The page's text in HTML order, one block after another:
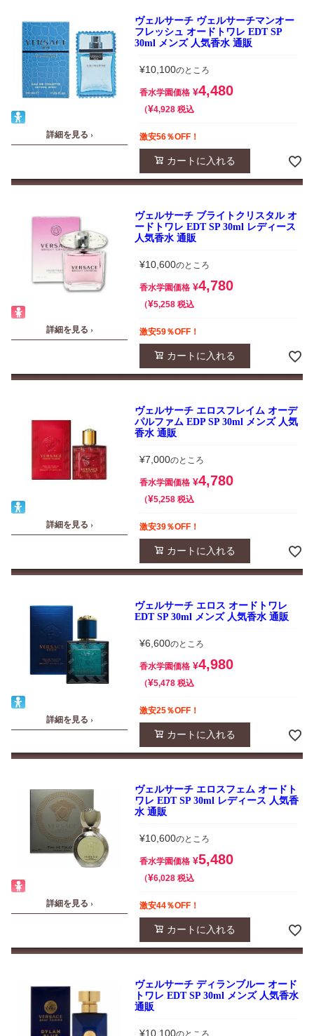
詳細を見る ›
ヴェルサーチ ヴェルサーチマンオー
フレッシュ オードトワレ EDT SP
30ml メンズ 人気香水 通販
¥10,100のところ
香水学園価格 ¥4,480
¥4,928 税込
激安56％OFF！
カートに入れる
詳細を見る ›
ヴェルサーチ ブライトクリスタル オ
ードトワレ EDT SP 30ml レディース
人気香水 通販
¥10,600のところ
香水学園価格 ¥4,780
¥5,258 税込
激安59％OFF！
カートに入れる
詳細を見る ›
ヴェルサーチ エロスフレイム オーデ
パルファム EDP SP 30ml メンズ 人気
香水 通販
¥7,000のところ
香水学園価格 ¥4,780
¥5,258 税込
激安39％OFF！
カートに入れる
詳細を見る ›
ヴェルサーチ エロス オードトワレ
EDT SP 30ml メンズ 人気香水 通販
¥6,600のところ
香水学園価格 ¥4,980
¥5,478 税込
激安25％OFF！
カートに入れる
詳細を見る ›
ヴェルサーチ エロスフェム オードト
ワレ EDT SP 30ml レディース 人気香
水 通販
¥10,600のところ
香水学園価格 ¥5,480
¥6,028 税込
激安44％OFF！
カートに入れる
ヴェルサーチ ディランブルー オード
トワレ EDT SP 30ml メンズ 人気香水
通販
¥10,100